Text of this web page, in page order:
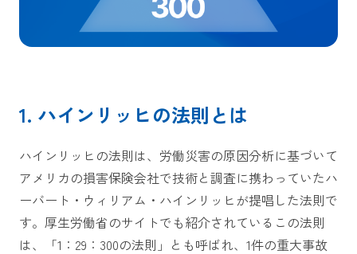
1. ハインリッヒの法則とは
ハインリッヒの法則は、労働災害の原因分析に基づいて
アメリカの損害保険会社で技術と調査に携わっていたハ
ーバート・ウィリアム・ハインリッヒが提唱した法則で
す。厚生労働省のサイトでも紹介されているこの法則
は、「1：29：300の法則」とも呼ばれ、1件の重大事故